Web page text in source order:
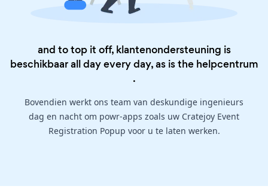
and to top it off, klantenondersteuning is
beschikbaar all day every day, as is the helpcentrum
.
Bovendien werkt ons team van deskundige ingenieurs
dag en nacht om powr-apps zoals uw Cratejoy Event
Registration Popup voor u te laten werken.